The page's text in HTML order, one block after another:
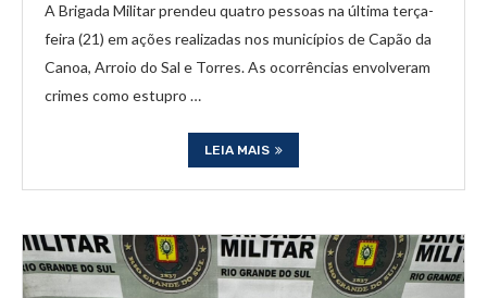
A Brigada Militar prendeu quatro pessoas na última terça-
feira (21) em ações realizadas nos municípios de Capão da
Canoa, Arroio do Sal e Torres. As ocorrências envolveram
crimes como estupro …
LEIA MAIS